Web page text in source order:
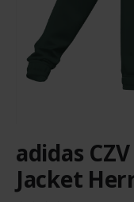
to
the
beginning
adidas
Jacket